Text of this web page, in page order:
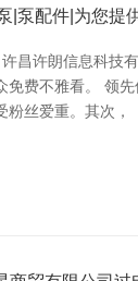
|泵配件|为您提
昌许朗信息科技
免费不雅看。 领
粉丝爱重。其次